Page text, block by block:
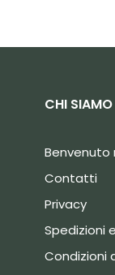
CHI SIAMO
Benvenuto
Contatti
Privacy
Spedizioni
Condizioni